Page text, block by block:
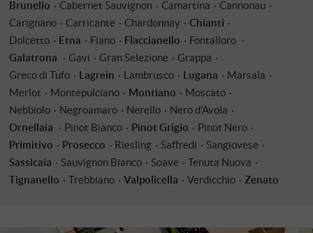
Brunello
Cabernet Sauvignon Camartina
Cannonau
Carignano
Carricante Chardonnay
Chianti
Dolcetto
Etna Fiano Flaccianello
Fontalloro
Galatrona
Gavi Gran Selezione
Grappa
Greco di Tufo
Lagrein Lambrusco Lugana
Marsala
Merlot
Montepulciano Montiano
Moscato
Nebbiolo
Negroamaro Nerello
Nero d’Avola
Ornellaia
Pinot Bianco Pinot Grigio
Pinot Nero
Primitivo
Prosecco Riesling Saffredi
Sangiovese
Sassicaia
Sauvignon Bianco Soave
Tenuta Nuova
Tignanello
Trebbiano Valpolicella Verdicchio Zenato